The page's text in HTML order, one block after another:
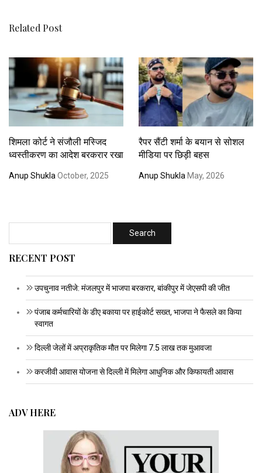
Related Post
शिमला कोर्ट ने संजौली मस्जिद
ध्वस्तीकरण का आदेश बरकरार रखा
Anup Shukla October, 2025
रैपर सैंटी शर्मा के बयान से सोशल
मीडिया पर छिड़ी बहस
Anup Shukla May, 2026
RECENT POST
उपचुनाव नतीजे: मंजलपुर में भाजपा बरकरार, बांकीपुर में जेएसपी की जीत
पंजाब कर्मचारियों के डीए बकाया पर हाईकोर्ट सख्त, भाजपा ने फैसले का किया
स्वागत
दिल्ली जेलों में अप्राकृतिक मौत पर मिलेगा 7.5 लाख तक मुआवजा
करजीवी आवास योजना से दिल्ली में मिलेगा आधुनिक और किफायती आवास
ADV HERE